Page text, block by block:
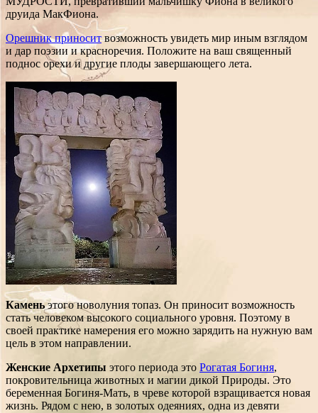
друида МакФиона.
Орешник приноситвозможность увидеть мир иным взглядом
и дар поэзии и красноречия. Положите на ваш священный
поднос орехи и другие плоды завершающего лета.
Каменьэтого новолуния топаз. Он приносит возможность
стать человеком высокого социального уровня. Поэтому в
своей практике намерения его можно зарядить на нужную вам
цель в этом направлении.
Женские Архетипы этого периода это Рогатая Богиня,
покровительница животных и магии дикой Природы. Это
беременная Богиня-Мать, в чреве которой взращивается новая
жизнь. Рядом с нею, в золотых одеяниях, одна из девяти